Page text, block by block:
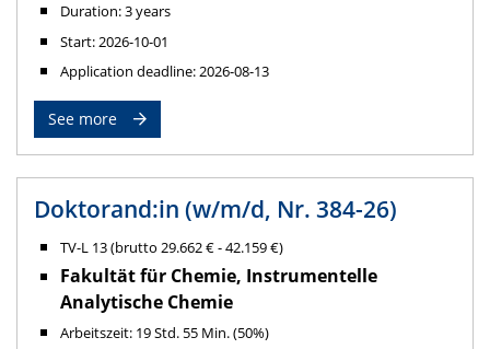
Duration: 3 years
Start: 2026-10-01
Application deadline: 2026-08-13
See more
Doktorand:in (w/m/d, Nr. 384-26)
TV-L 13 (brutto 29.662 € - 42.159 €)
Fakultät für Chemie, Instrumentelle
Analytische Chemie
Arbeitszeit: 19 Std. 55 Min. (50%)